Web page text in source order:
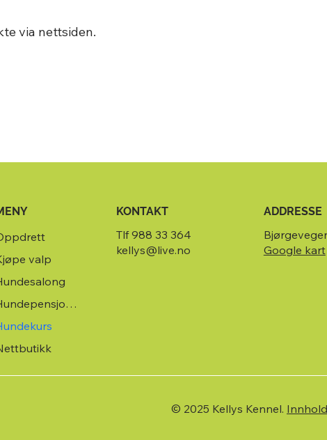
via nettsiden.
valp
Hundepensjonat
KONTAKT
Tlf 988 33 364
kellys@live.no
ADDRESSE
Google kart
© 2025 Kellys Kennel.